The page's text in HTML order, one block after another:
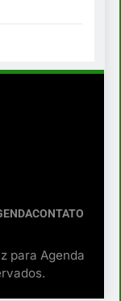
CONTATO
para Agenda